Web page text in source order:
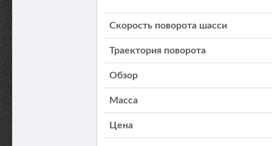
Скорость поворота шасси
Траектория поворота
Обзор
Масса
Цена